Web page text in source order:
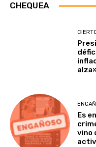
CHEQUEA
Es
vino